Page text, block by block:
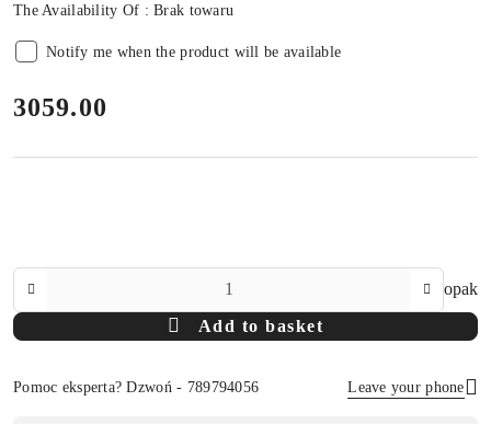
The Availability Of :Brak towaru
Notify me when the product will be available
price:
3059.00
opak
Add to basket
Pomoc eksperta? Dzwoń - 789794056 Leave your phone